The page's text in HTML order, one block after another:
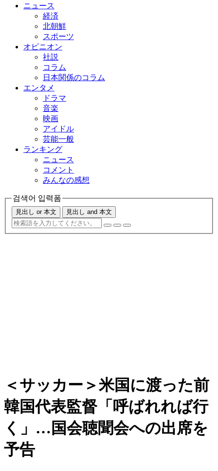
ニュース
経済
北朝鮮
スポーツ
オピニオン
社説
コラム
日本関係のコラム
エンタメ
ドラマ
音楽
映画
アイドル
芸能一般
ランキング
ニュース
コメント
みんなの感想
검색어 입력폼
見出し or 本文 見出し and 本文
＜サッカー＞米国に渡った前
韓国代表監督「呼ばれれば行
く」…国会聴聞会への出席を
予告